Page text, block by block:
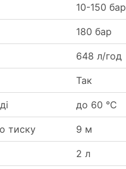
10-150 бар
180 бар
648 л/год
Так
до 60 °C
тиску 9 м
2 л